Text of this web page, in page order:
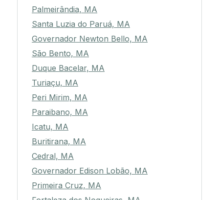
Palmeirândia, MA
Santa Luzia do Paruá, MA
Governador Newton Bello, MA
São Bento, MA
Duque Bacelar, MA
Turiaçu, MA
Peri Mirim, MA
Paraibano, MA
Icatu, MA
Buritirana, MA
Cedral, MA
Governador Edison Lobão, MA
Primeira Cruz, MA